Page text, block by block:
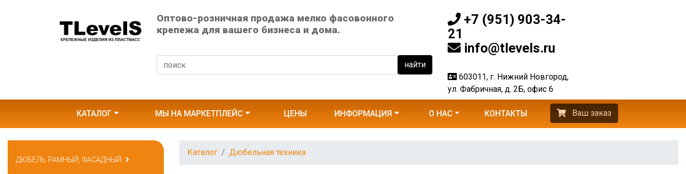
+7 (951) 903-34-
21
info@tlevels.ru
603011, г. Нижний Новгород,
ул. Фабричная, д. 2Б, офис 6
Оптово-розничная продажа мелко фасовонного
крепежа для вашего бизнеса и дома.
найти
Ваш заказ
КАТАЛОГ МЫ НА МАРКЕТПЛЕЙС ЦЕНЫ ИНФОРМАЦИЯ О НАС КОНТАКТЫ
ДЮБЕЛЬ РАМНЫЙ, ФАСАДНЫЙ
Каталог Дюбельная техника